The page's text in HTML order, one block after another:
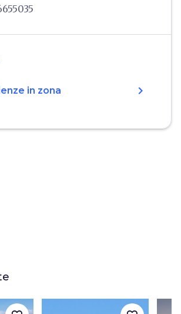
in zona chevron_right